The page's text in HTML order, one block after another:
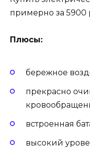
примерно за 5900
Плюсы:
бережное
прекрасно
встроенная
высокий